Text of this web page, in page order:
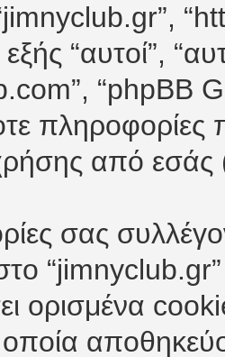
“αυτοί”,
“phpBB
πληροφορίες
από εσάς
σας
ορισμένα
οποία